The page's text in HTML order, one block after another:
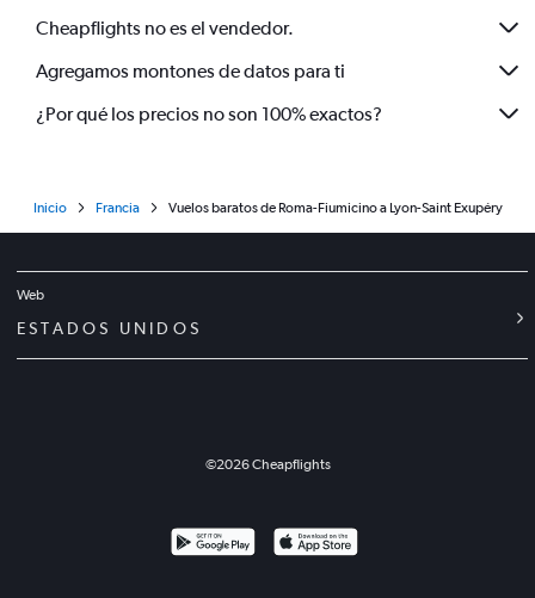
Cheapflights no es el vendedor.
Agregamos montones de datos para ti
¿Por qué los precios no son 100% exactos?
Inicio Francia Vuelos baratos de Roma-Fiumicino a Lyon-Saint Exupéry
Web
ESTADOS UNIDOS
©2026Cheapflights